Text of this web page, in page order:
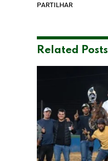
PARTILHAR
Related Posts